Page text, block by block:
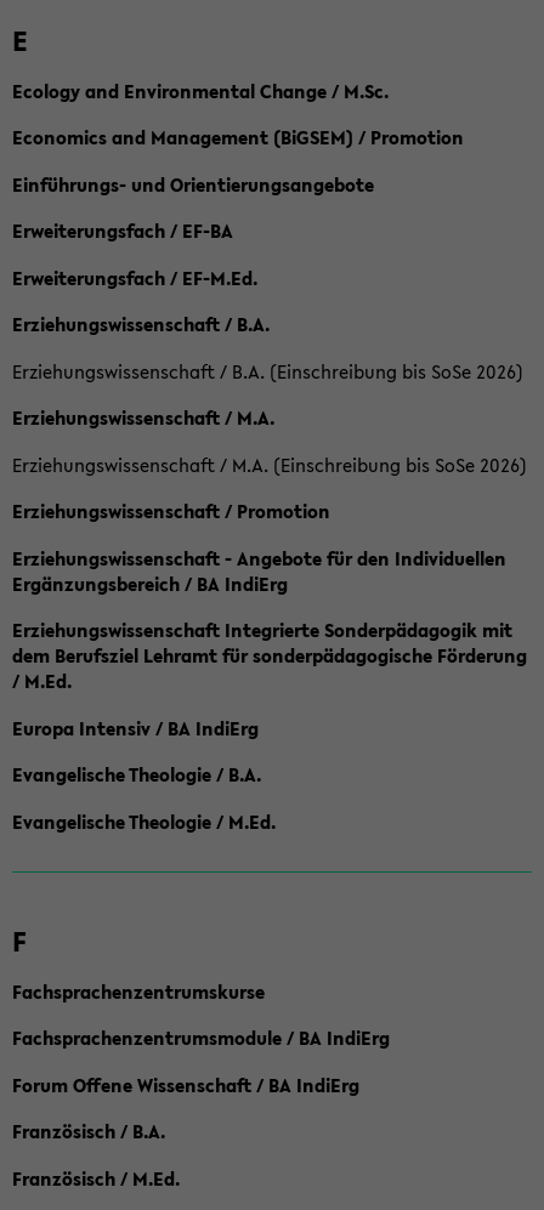
E
Ecology and Environmental Change / M.Sc.
Economics and Management (BiGSEM) / Promotion
Einführungs- und Orientierungsangebote
Erweiterungsfach / EF-BA
Erweiterungsfach / EF-M.Ed.
Erziehungswissenschaft / B.A.
Erziehungswissenschaft / B.A. (Einschreibung bis SoSe 2026)
Erziehungswissenschaft / M.A.
Erziehungswissenschaft / M.A. (Einschreibung bis SoSe 2026)
Erziehungswissenschaft / Promotion
Erziehungswissenschaft - Angebote für den Individuellen
Ergänzungsbereich / BA IndiErg
Erziehungswissenschaft Integrierte Sonderpädagogik mit
dem Berufsziel Lehramt für sonderpädagogische Förderung
/ M.Ed.
Europa Intensiv / BA IndiErg
Evangelische Theologie / B.A.
Evangelische Theologie / M.Ed.
F
Fachsprachenzentrumskurse
Fachsprachenzentrumsmodule / BA IndiErg
Forum Offene Wissenschaft / BA IndiErg
Französisch / B.A.
Französisch / M.Ed.